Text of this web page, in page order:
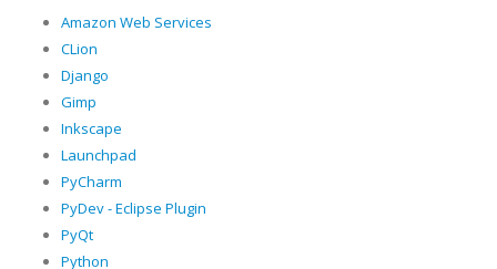
Amazon Web Services
CLion
Django
Gimp
Inkscape
Launchpad
PyCharm
PyDev - Eclipse Plugin
PyQt
Python